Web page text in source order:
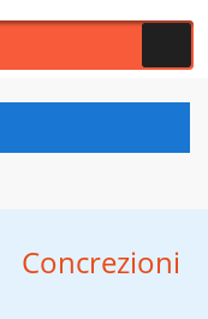
Concrezioni